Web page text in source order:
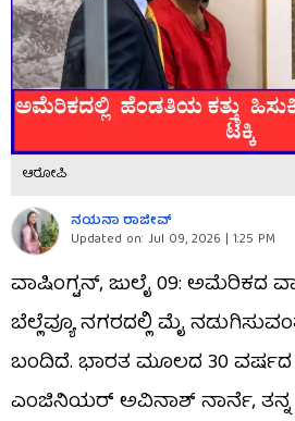
ಆರೋಪಿ
ನಯನಾ ರಾಜೀವ್
Updated on: Jul 09, 2026 | 1:25 PM
ವಾಷಿಂಗ್ಟನ್, ಜುಲೈ 09: ಅಮೆರಿಕದ
ಬೆಲ್ಲೆವ್ಯೂ ನಗರದಲ್ಲಿ ಮೈ
ಬಂದಿದೆ. ಭಾರತ ಮೂಲದ 30 ವರ್ಷದ
ಎಂಜಿನಿಯರ್ ಅವಿನಾಶ್ ನಾರ್ನೆ, ತನ್ನ